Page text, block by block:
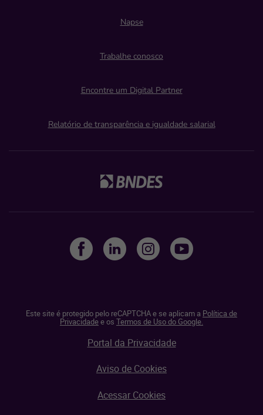
Napse
Trabalhe conosco
Encontre um Digital Partner
Relatório de transparência e igualdade salarial
Este site é protegido pelo reCAPTCHA e se aplicam a Política de
Privacidadee os Termos de Uso do Google.
Portal da Privacidade
Aviso de Cookies
Acessar Cookies